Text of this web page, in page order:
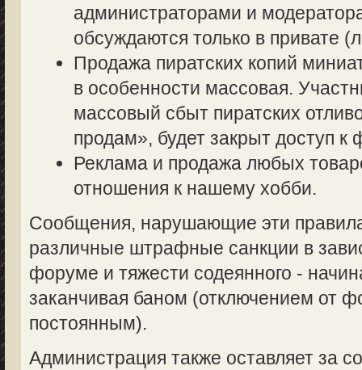
администраторами и
обсуждаются только в привате
Продажа пиратских копий
в особенности массовая.
массовый сбыт пиратских
продам», будет закрыт доступ к
Реклама и продажа любых
отношения к нашему хобби.
Сообщения, нарушающие эти
различные штрафные санкции в
форуме и тяжести содеянного -
заканчивая баном (отключением от
постоянным).
Администрация также оставляет за